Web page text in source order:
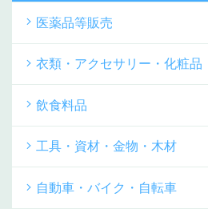
医薬品等販売
衣類・アクセサリー・化粧品
飲食料品
工具・資材・金物・木材
自動車・バイク・自転車